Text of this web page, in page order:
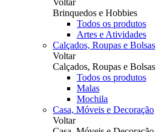
Voltar
Brinquedos e Hobbies
Todos os produtos
Artes e Atividades
Calçados, Roupas e Bolsas
Voltar
Calçados, Roupas e Bolsas
Todos os produtos
Malas
Mochila
Casa, Móveis e Decoração
Voltar